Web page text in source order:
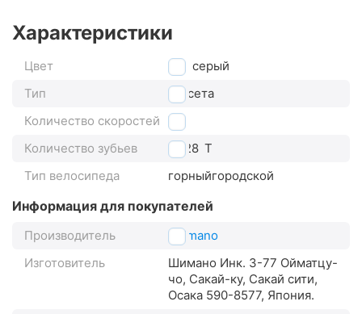
Характеристики
Цвет
серый
Тип
кассета
Количество скоростей 7
Количество зубьев
11-28 T
Тип велосипеда
горныйгородской
Информация для покупателей
Производитель
Shimano
Изготовитель
Шимано Инк. 3-77 Ойматцу-
чо, Сакай-ку, Сакай сити,
Осака 590-8577, Япония.